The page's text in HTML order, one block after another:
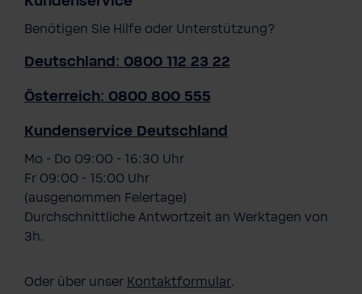
Benötigen Sie Hilfe oder Unterstützung?
Deutschland: 0800 112 23 22
Österreich: 0800 800 555
Kundenservice Deutschland
Mo - Do 09:00 - 16:30 Uhr
Fr 09:00 - 15:00 Uhr
(ausgenommen Feiertage)
Durchschnittliche Antwortzeit an Werktagen von
3h.
Oder über unser Kontaktformular.